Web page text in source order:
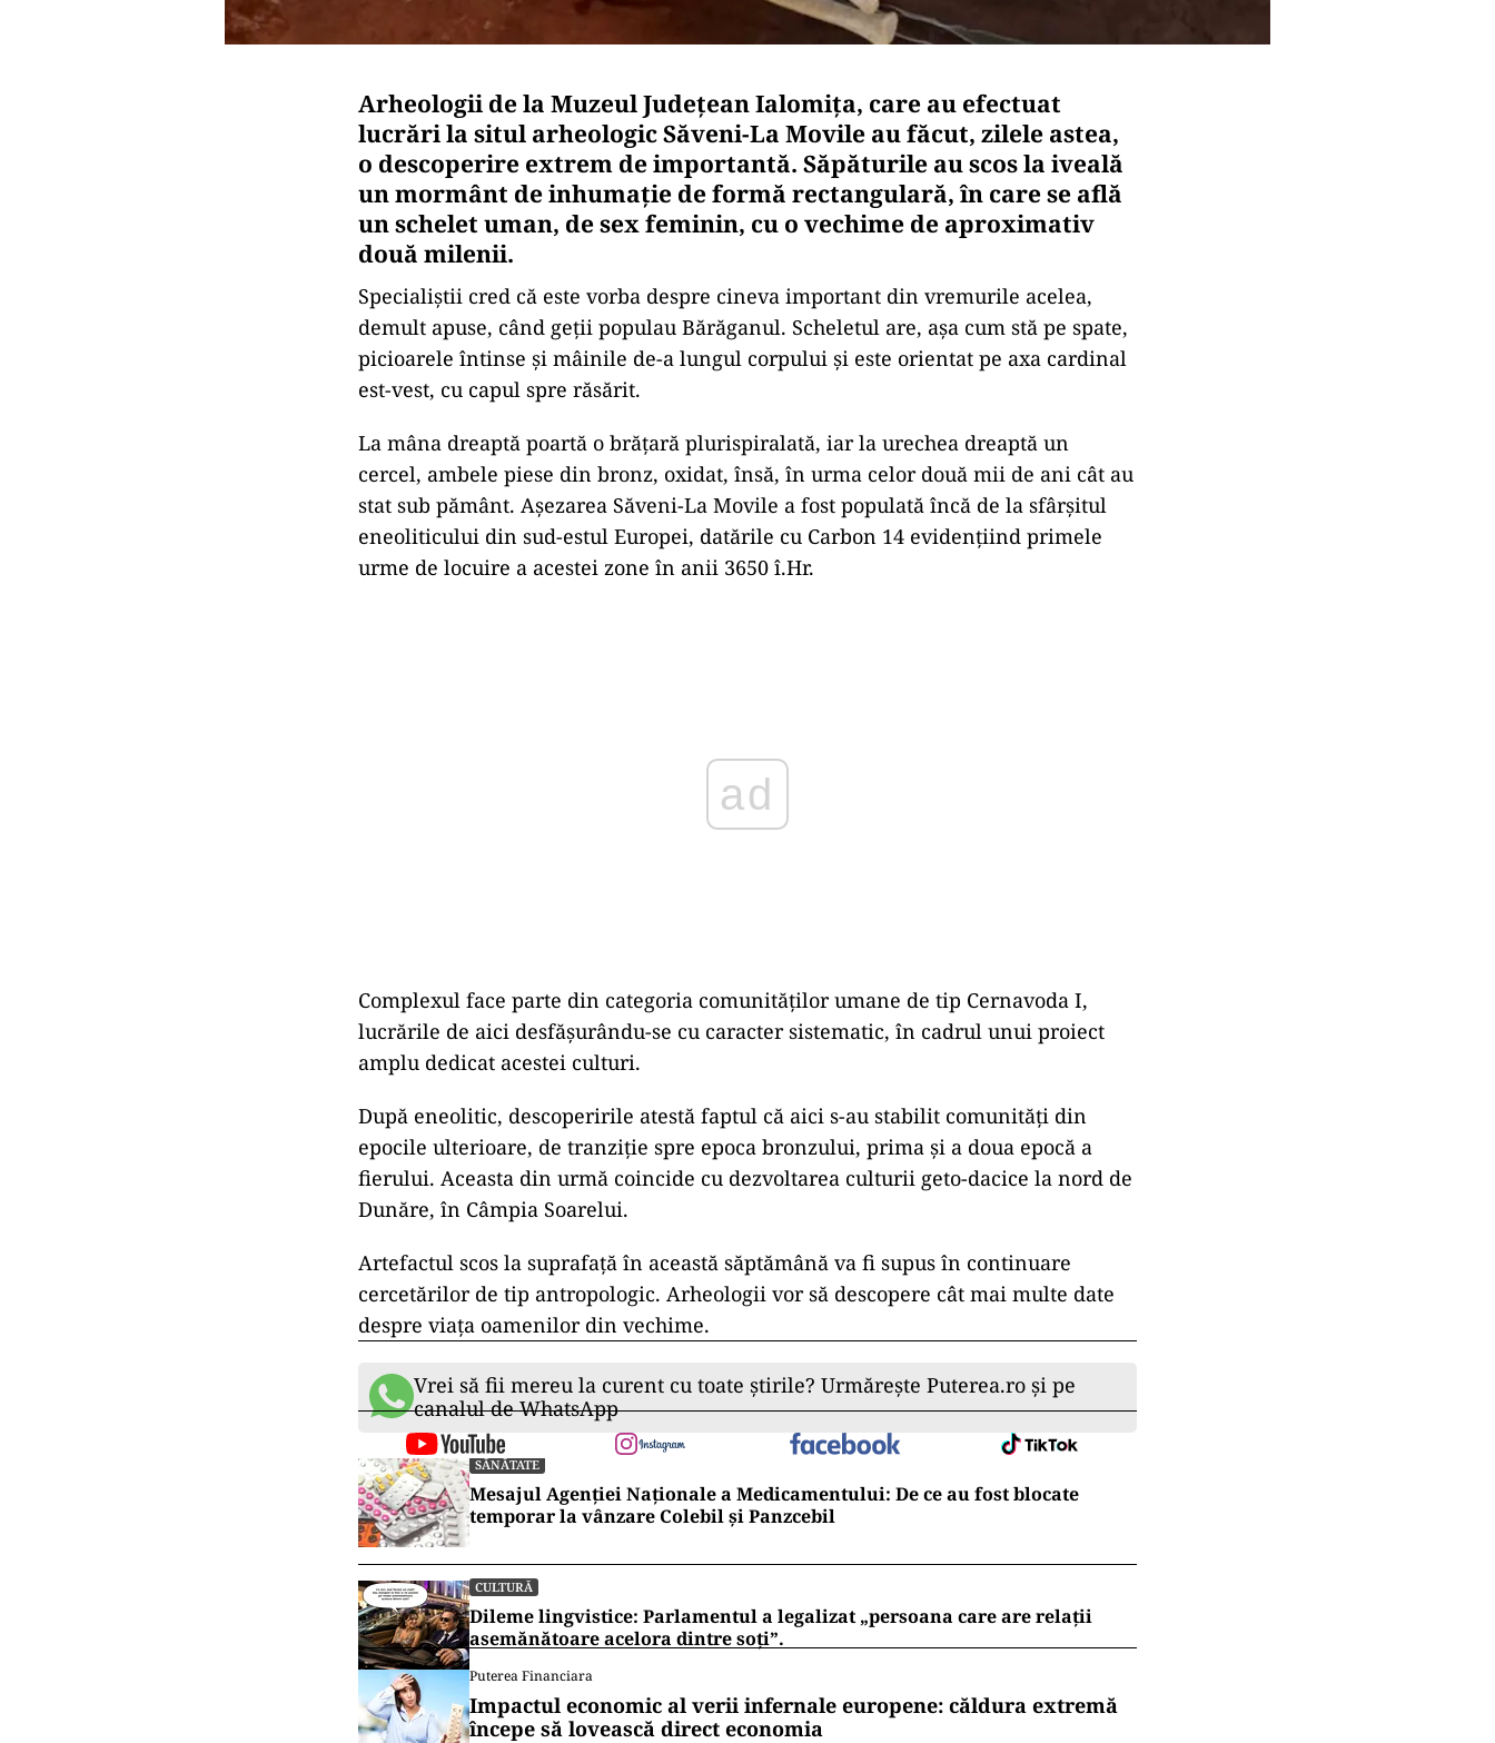
Arheologii de la Muzeul Județean Ialomița, care au efectuat
lucrări la situl arheologic Săveni-La Movile au făcut, zilele astea,
o descoperire extrem de importantă. Săpăturile au scos la iveală
un mormânt de inhumație de formă rectangulară, în care se află
un schelet uman, de sex feminin, cu o vechime de aproximativ
două milenii.
Specialiștii cred că este vorba despre cineva important din vremurile acelea,
demult apuse, când geții populau Bărăganul. Scheletul are, așa cum stă pe spate,
picioarele întinse și mâinile de-a lungul corpului și este orientat pe axa cardinal
est-vest, cu capul spre răsărit.
La mâna dreaptă poartă o brățară plurispiralată, iar la urechea dreaptă un
cercel, ambele piese din bronz, oxidat, însă, în urma celor două mii de ani cât au
stat sub pământ. Așezarea Săveni-La Movile a fost populată încă de la sfârșitul
eneoliticului din sud-estul Europei, datările cu Carbon 14 evidențiind primele
urme de locuire a acestei zone în anii 3650 î.Hr.
Complexul face parte din categoria comunităților umane de tip Cernavoda I,
lucrările de aici desfășurându-se cu caracter sistematic, în cadrul unui proiect
amplu dedicat acestei culturi.
După eneolitic, descoperirile atestă faptul că aici s-au stabilit comunități din
epocile ulterioare, de tranziție spre epoca bronzului, prima și a doua epocă a
fierului. Aceasta din urmă coincide cu dezvoltarea culturii geto-dacice la nord de
Dunăre, în Câmpia Soarelui.
Artefactul scos la suprafață în această săptămână va fi supus în continuare
cercetărilor de tip antropologic. Arheologii vor să descopere cât mai multe date
despre viața oamenilor din vechime.
Vrei să fii mereu la curent cu toate știrile? Urmărește Puterea.ro și pe
canalul de WhatsApp
SĂNĂTATE
Mesajul Agenției Naționale a Medicamentului: De ce au fost blocate
temporar la vânzare Colebil și Panzcebil
CULTURĂ
Dileme lingvistice: Parlamentul a legalizat „persoana care are relații
asemănătoare acelora dintre soți”.
Puterea Financiara
Impactul economic al verii infernale europene: căldura extremă
începe să lovească direct economia